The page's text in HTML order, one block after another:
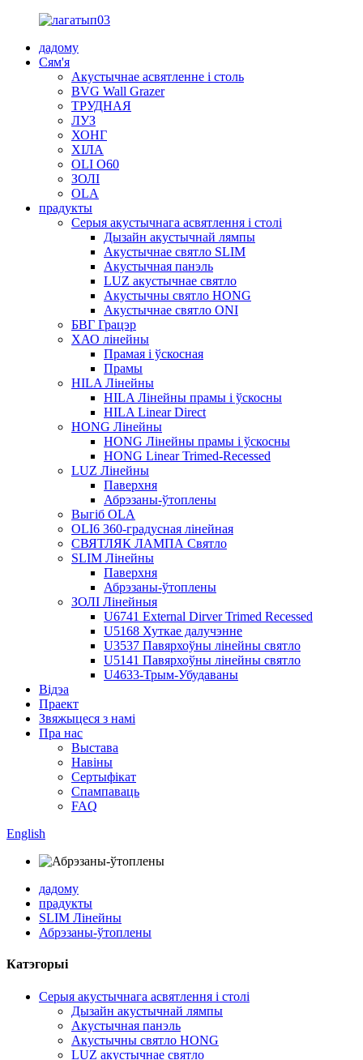
дадому
Сям'я
Акустычнае асвятленне і столь
BVG Wall Grazer
ТРУДНАЯ
ЛУЗ
ХОНГ
ХІЛА
OLI O60
ЗОЛІ
OLA
прадукты
Серыя акустычнага асвятлення і столі
Дызайн акустычнай лямпы
Акустычнае святло SLIM
Акустычная панэль
LUZ акустычнае святло
Акустычны святло HONG
Акустычнае святло ONI
БВГ Грацэр
ХАО лінейны
Прамая і ўскосная
Прамы
HILA Лінейны
HILA Лінейны прамы і ўскосны
HILA Linear Direct
HONG Лінейны
HONG Лінейны прамы і ўскосны
HONG Linear Trimed-Recessed
LUZ Лінейны
Паверхня
Абрэзаны-ўтоплены
Выгіб OLA
OLI6 360-градусная лінейная
СВЯТЛЯК ЛАМПА Святло
SLIM Лінейны
Паверхня
Абрэзаны-ўтоплены
ЗОЛІ Лінейныя
U6741 External Dirver Trimed Recessed
U5168 Хуткае далучэнне
U3537 Павярхоўны лінейны святло
U5141 Павярхоўны лінейны святло
U4633-Трым-Убудаваны
Відэа
Праект
Звяжыцеся з намі
Пра нас
Выстава
Навіны
Сертыфікат
Спампаваць
FAQ
English
дадому
прадукты
SLIM Лінейны
Абрэзаны-ўтоплены
Катэгорыі
Серыя акустычнага асвятлення і столі
Дызайн акустычнай лямпы
Акустычная панэль
Акустычны святло HONG
LUZ акустычнае святло